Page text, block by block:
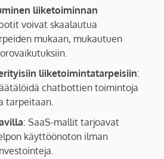
liiketoiminnan
voivat skaalautua
mukaan, mukautuen
liiketoimintatarpeisiin:
chatbottien toimintoja
tarpeitaan.
: SaaS-mallit tarjoavat
käyttöönoton ilman